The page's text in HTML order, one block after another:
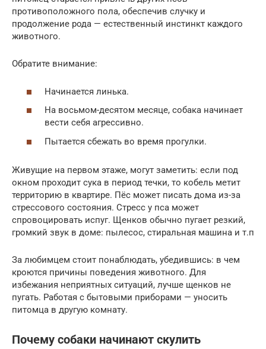
противоположного пола, обеспечив случку и
продолжение рода — естественный инстинкт каждого
животного.
Обратите внимание:
Начинается линька.
На восьмом-десятом месяце, собака начинает
вести себя агрессивно.
Пытается сбежать во время прогулки.
Живущие на первом этаже, могут заметить: если под
окном проходит сука в период течки, то кобель метит
территорию в квартире. Пёс может писать дома из-за
стрессового состояния. Стресс у пса может
спровоцировать испуг. Щенков обычно пугает резкий,
громкий звук в доме: пылесос, стиральная машина и т.п
За любимцем стоит понаблюдать, убедившись: в чем
кроются причины поведения животного. Для
избежания неприятных ситуаций, лучше щенков не
пугать. Работая с бытовыми приборами — уносить
питомца в другую комнату.
Почему собаки начинают скулить